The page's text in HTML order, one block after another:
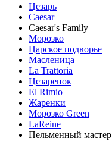
Цезарь
Caesar
Caesar's Family
Морозко
Царское подворье
Масленица
La Trattoria
Цезаренок
El Rimio
Жаренки
Морозко Green
LaReine
Пельменный мастер